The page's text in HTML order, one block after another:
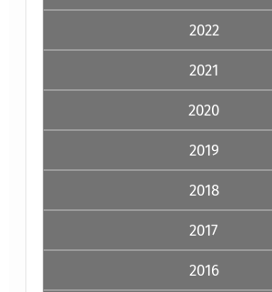
2022
2021
2020
2019
2018
2017
2016